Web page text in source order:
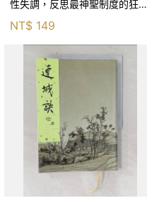
性失調，反思最神聖制度的狂亂
NT$ 149